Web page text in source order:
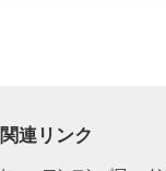
関連リンク